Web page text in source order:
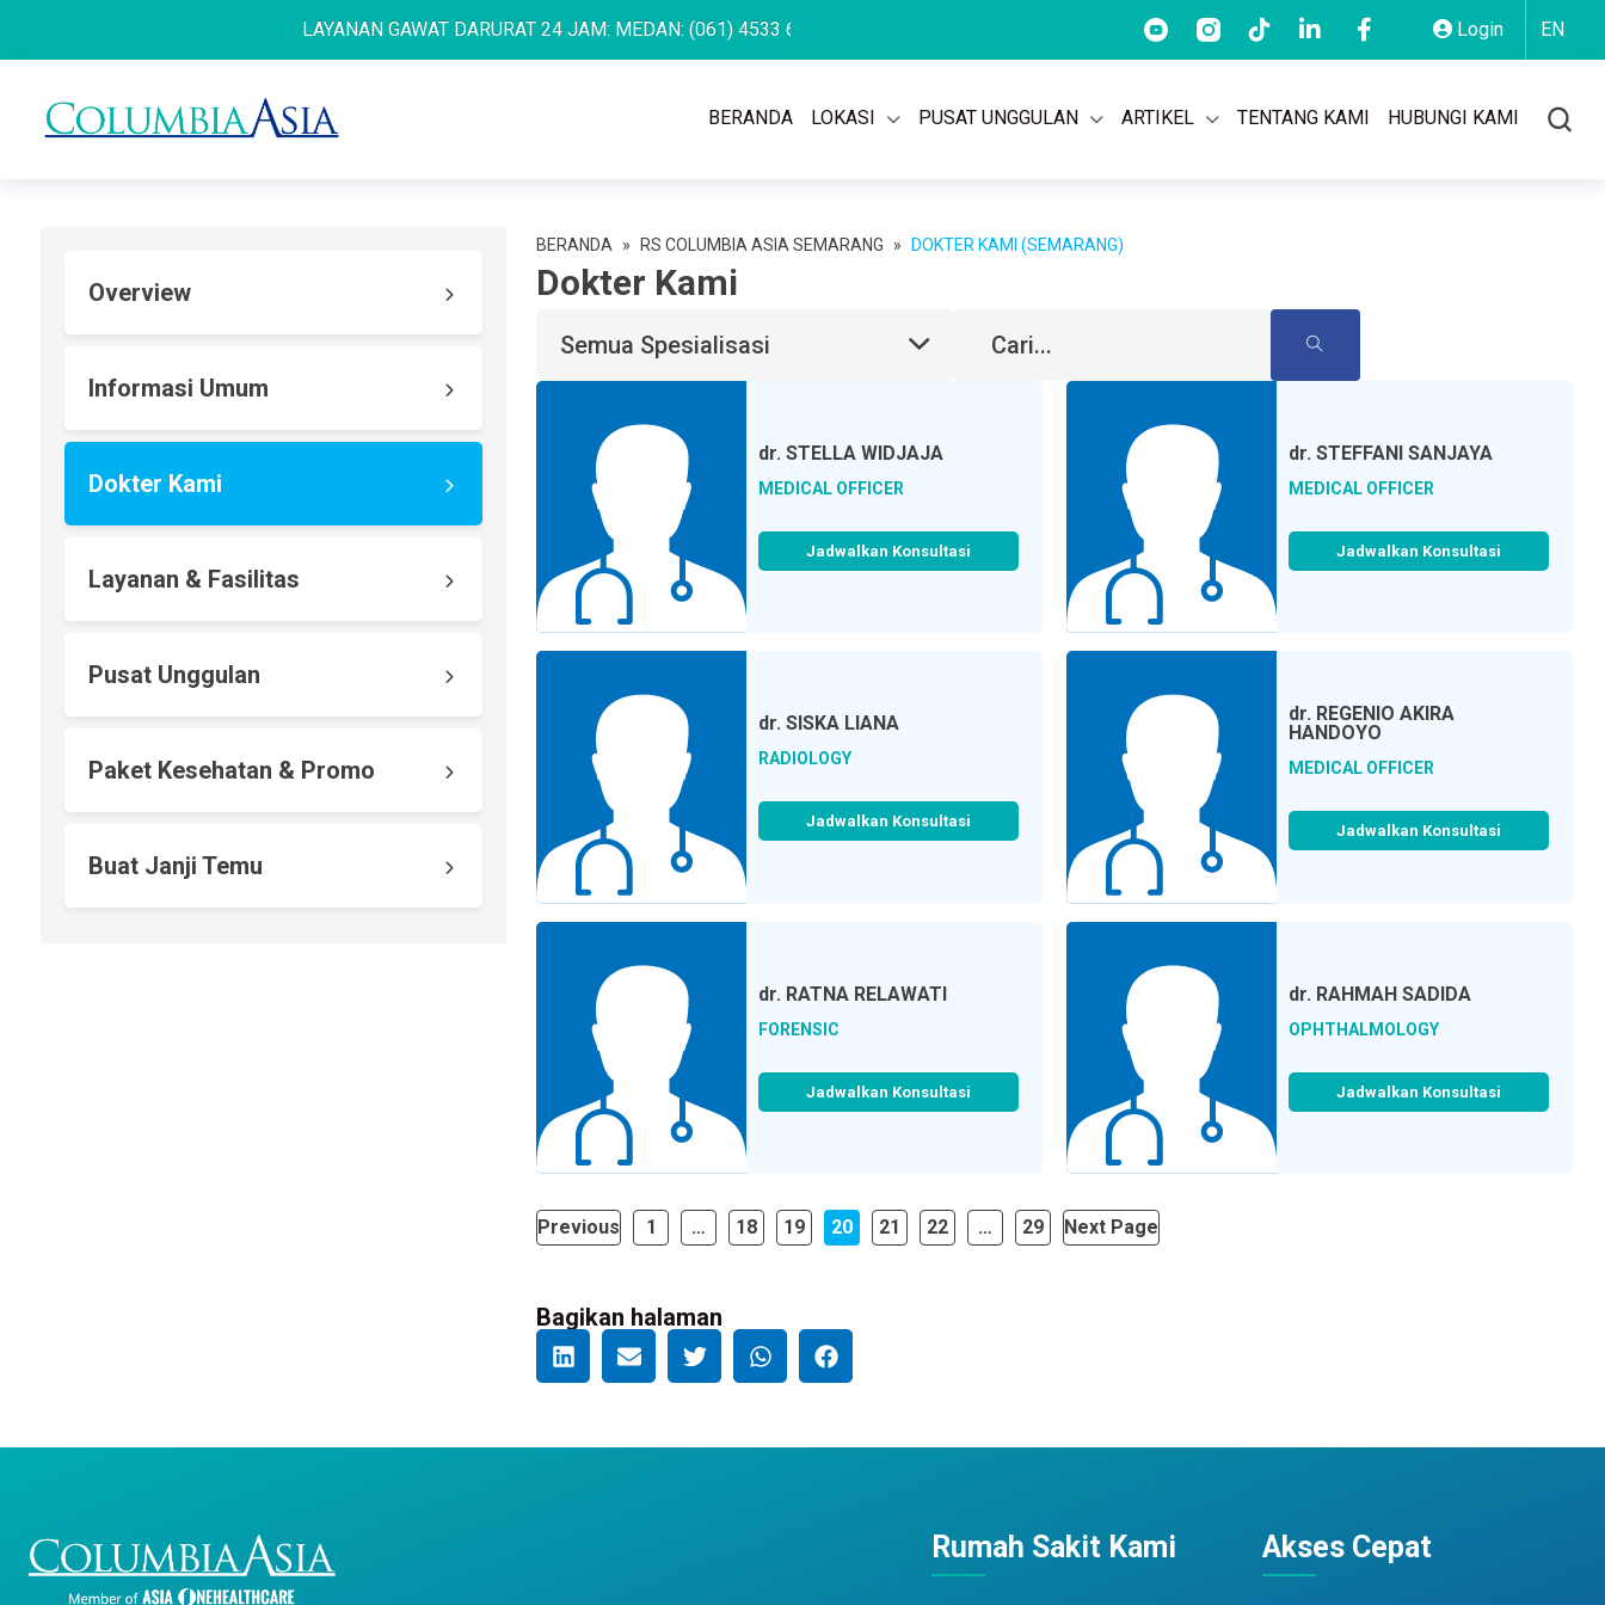
Login EN
LAYANAN GAWAT DARURAT 24 JAM: MEDAN: (061) 4533 636 SEMARANG: (024) 762 7676 PULOMAS: (021) 2955 9499AKSARA: 150 101 BSD: (021) 5569
BERANDA LOKASI PUSAT UNGGULAN ARTIKEL TENTANG KAMI HUBUNGI KAMI
Overview
Informasi Umum
Dokter Kami
Layanan & Fasilitas
Pusat Unggulan
Paket Kesehatan & Promo
Buat Janji Temu
BERANDA » RS COLUMBIA ASIA SEMARANG » DOKTER KAMI (SEMARANG)
Dokter Kami
Semua Spesialisasi
dr. STELLA WIDJAJA
MEDICAL OFFICER
Jadwalkan Konsultasi
dr. STEFFANI SANJAYA
MEDICAL OFFICER
Jadwalkan Konsultasi
dr. SISKA LIANA
RADIOLOGY
Jadwalkan Konsultasi
dr. REGENIO AKIRA
HANDOYO
MEDICAL OFFICER
Jadwalkan Konsultasi
dr. RATNA RELAWATI
FORENSIC
Jadwalkan Konsultasi
dr. RAHMAH SADIDA
OPHTHALMOLOGY
Jadwalkan Konsultasi
Previous 1 … 18 19 20 21 22 … 29 Next Page
Bagikan halaman
Rumah Sakit Kami Akses Cepat